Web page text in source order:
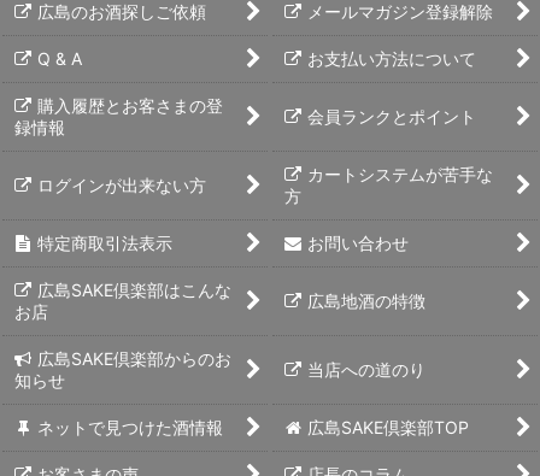
広島のお酒探しご依頼 メールマガジン登録解除
Q & A お支払い方法について
購入履歴とお客さまの登
録情報
会員ランクとポイント
ログインが出来ない方
カートシステムが苦手な
方
特定商取引法表示 お問い合わせ
広島SAKE倶楽部はこんな
お店
広島地酒の特徴
広島SAKE倶楽部からのお
知らせ
当店への道のり
ネットで見つけた酒情報 広島SAKE倶楽部TOP